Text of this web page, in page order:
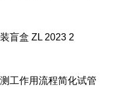
盲盒 ZL 2023 2
作用流程简化试管